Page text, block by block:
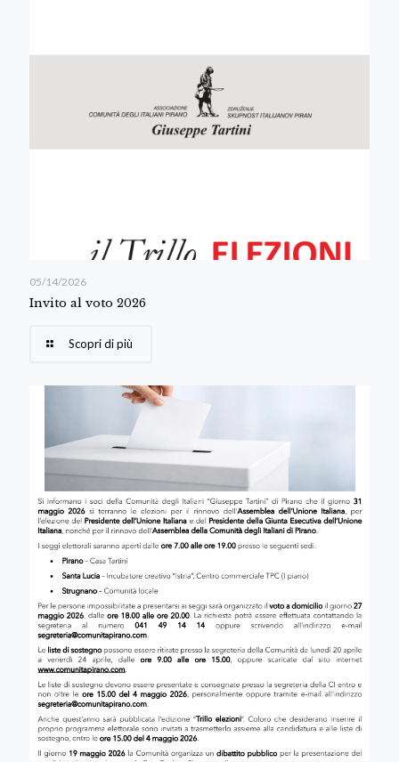
05/14/2026
Invito al voto 2026
Scopri di più